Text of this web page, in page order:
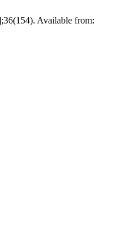
Available from: